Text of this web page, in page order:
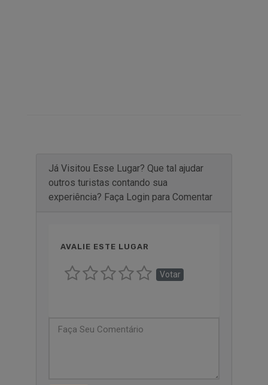
Já Visitou Esse Lugar? Que tal ajudar
outros turistas contando sua
experiência? Faça Login para Comentar
AVALIE ESTE LUGAR
Votar